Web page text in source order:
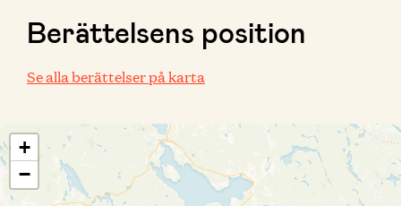
Berättelsens position
Se alla berättelser på karta
+
−